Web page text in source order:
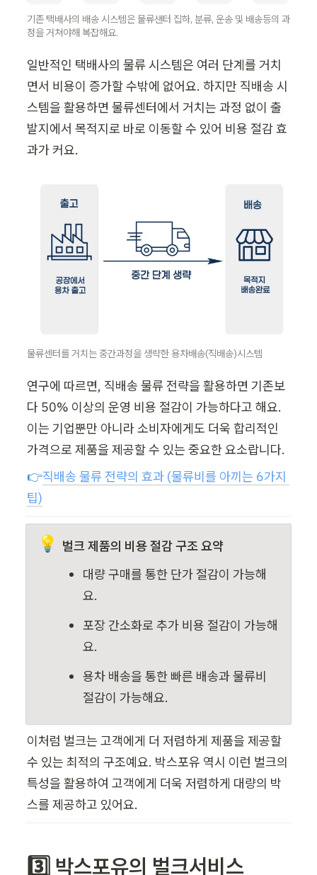
기존 택배사의 배송 시스템은 물류샌터 집하, 분류, 운송 및 배송등의 과
정을 거쳐야해 복잡해요.
일반적인 택배사의 물류 시스템은 여러 단계를 거치
면서 비용이 증가할 수밖에 없어요. 하지만 직배송 시
스템을 활용하면 물류센터에서 거치는 과정 없이 출
발지에서 목적지로 바로 이동할 수 있어 비용 절감 효
과가 커요.
물류센터를 거치는 중간과정을 생략한 용차배송(직배송)시스템
연구에 따르면, 직배송 물류 전략을 활용하면 기존보
다 50% 이상의 운영 비용 절감이 가능하다고 해요.
이는 기업뿐만 아니라 소비자에게도 더욱 합리적인
가격으로 제품을 제공할 수 있는 중요한 요소랍니다.
👉직배송 물류 전략의 효과 (물류비를 아끼는 6가지
팁)
💡 벌크 제품의 비용 절감 구조 요약
대량 구매를 통한 단가 절감이 가능해
요.
포장 간소화로 추가 비용 절감이 가능해
요.
용차 배송을 통한 빠른 배송과 물류비
절감이 가능해요.
이처럼 벌크는 고객에게 더 저렴하게 제품을 제공할
수 있는 최적의 구조예요. 박스포유 역시 이런 벌크의
특성을 활용하여 고객에게 더욱 저렴하게 대량의 박
스를 제공하고 있어요.
3️⃣ 박스포유의 벌크서비스